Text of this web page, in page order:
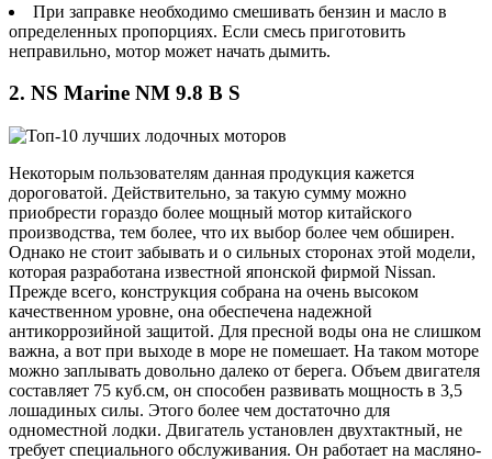
При заправке необходимо смешивать бензин и масло в
определенных пропорциях. Если смесь приготовить
неправильно, мотор может начать дымить.
2. NS Marine NM 9.8 B S
Некоторым пользователям данная продукция кажется
дороговатой. Действительно, за такую сумму можно
приобрести гораздо более мощный мотор китайского
производства, тем более, что их выбор более чем обширен.
Однако не стоит забывать и о сильных сторонах этой модели,
которая разработана известной японской фирмой Nissan.
Прежде всего, конструкция собрана на очень высоком
качественном уровне, она обеспечена надежной
антикоррозийной защитой. Для пресной воды она не слишком
важна, а вот при выходе в море не помешает. На таком моторе
можно заплывать довольно далеко от берега. Объем двигателя
составляет 75 куб.см, он способен развивать мощность в 3,5
лошадиных силы. Этого более чем достаточно для
одноместной лодки. Двигатель установлен двухтактный, не
требует специального обслуживания. Он работает на масляно-